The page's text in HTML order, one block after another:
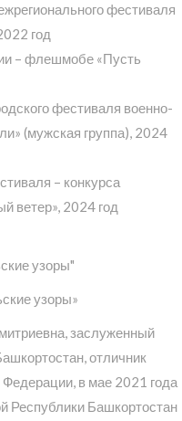
фестиваля
год
– флешмобе «Пусть
фестиваля военно-
(мужская группа), 2024
– конкурса
ветер», 2024 год
узоры"
узоры»
заслуженный
отличник
в мае 2021 года
Республики Башкортостан